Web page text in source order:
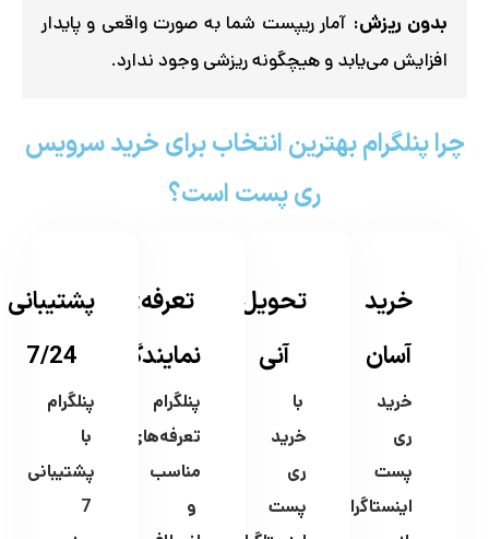
بدون ریزش: آمار ریپست شما به صورت واقعی و پایدار
افزایش می‌یابد و هیچگونه ریزشی وجود ندارد.
چرا پنلگرام بهترین انتخاب برای خرید سرویس
ری پست است؟
خرید
آسان
خرید
ری
پست
اینستاگرام
تحویل
آنی
با
خرید
ری
پست
تعرفه‌ی
نمایندگی
پنلگرام
تعرفه‌های
مناسب
و
پشتیبانی
7/24
پنلگرام
با
پشتیبانی
7